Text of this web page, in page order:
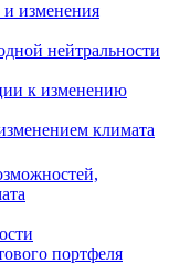
и изменения
нейтральности
к изменению
климата
портфеля